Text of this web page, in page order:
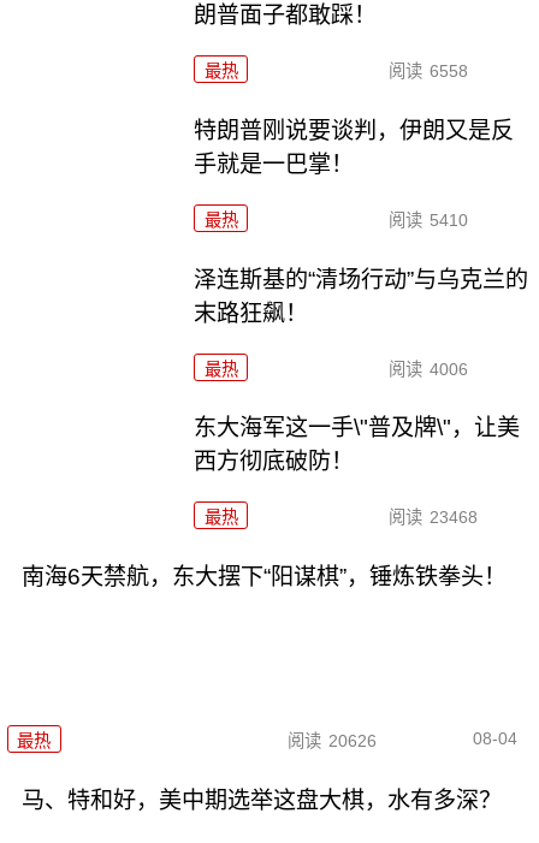
朗普面子都敢踩！
最热 阅读 6558
特朗普刚说要谈判，伊朗又是反
手就是一巴掌！
最热 阅读 5410
泽连斯基的“清场行动”与乌克兰的
末路狂飙！
最热 阅读 4006
东大海军这一手\"普及牌\"，让美
西方彻底破防！
最热 阅读 23468
南海6天禁航，东大摆下“阳谋棋”，锤炼铁拳头！
最热 阅读 20626 08-04
马、特和好，美中期选举这盘大棋，水有多深？